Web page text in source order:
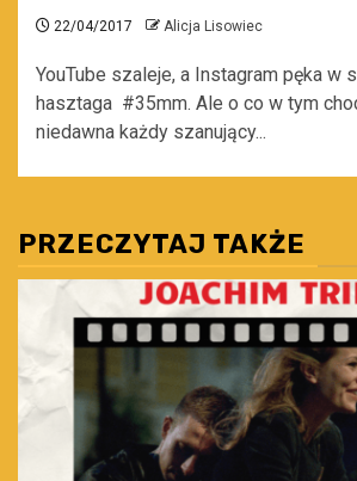
22/04/2017 Alicja Lisowiec
YouTube szaleje, a Instagram pęka w
hasztaga #35mm. Ale o co w tym
niedawna każdy szanujący...
PRZECZYTAJ TAKŻE